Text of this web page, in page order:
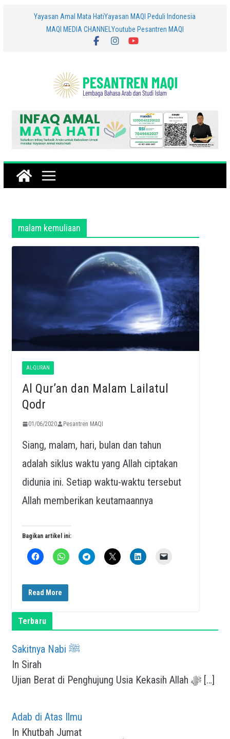
Yayasan Amal Mata HatiYayasan MAQI Peduli Indonesia
MAQI MEDIA CHANNEL Youtube Pesantren MAQI
malam kemuliaan
AL-QURAN
Al Qur’an dan Malam Lailatul
Qodr
01/06/2020 Pesantren MAQI
Siang, malam, hari, bulan dan tahun
adalah siklus waktu yang Allah ciptakan
didunia ini. Setiap waktu-waktu tersebut
Allah memberikan keutamaannya
Bagikan artikel ini:
Read More
Terbaru
Sakitnya Nabi ﷺ
In Sirah
Ujian Berat di Penghujung Usia Kekasih Allah ﷻ […]
Adab di Atas Ilmu
In Khutbah Jumat